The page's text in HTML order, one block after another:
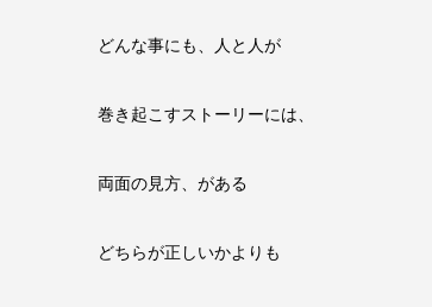
どんな事にも、人と人が
巻き起こすストーリーには、
両面の見方、がある
どちらが正しいかよりも